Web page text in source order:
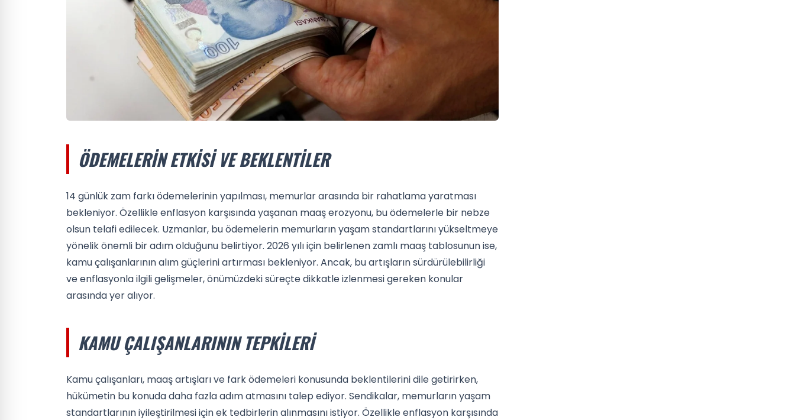
ÖDEMELERIN ETKISI VE BEKLENTILER
14 günlük zam farkı ödemelerinin yapılması, memurlar arasında bir rahatlama yaratması
bekleniyor. Özellikle enflasyon karşısında yaşanan maaş erozyonu, bu ödemelerle bir nebze
olsun telafi edilecek. Uzmanlar, bu ödemelerin memurların yaşam standartlarını yükseltmeye
yönelik önemli bir adım olduğunu belirtiyor. 2026 yılı için belirlenen zamlı maaş tablosunun ise,
kamu çalışanlarının alım güçlerini artırması bekleniyor. Ancak, bu artışların sürdürülebilirliği
ve enflasyonla ilgili gelişmeler, önümüzdeki süreçte dikkatle izlenmesi gereken konular
arasında yer alıyor.
KAMU ÇALIŞANLARININ TEPKILERI
Kamu çalışanları, maaş artışları ve fark ödemeleri konusunda beklentilerini dile getirirken,
hükümetin bu konuda daha fazla adım atmasını talep ediyor. Sendikalar, memurların yaşam
standartlarının iyileştirilmesi için ek tedbirlerin alınmasını istiyor. Özellikle enflasyon karşısında